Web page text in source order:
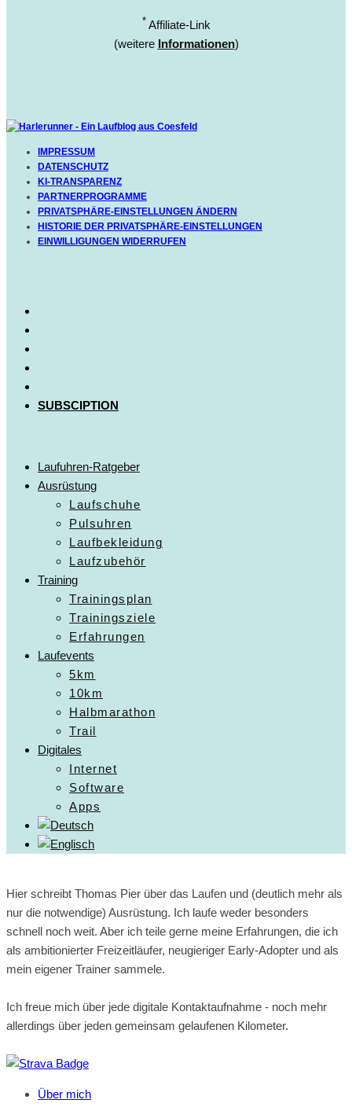
* Affiliate-Link
(weitere Informationen)
IMPRESSUM
DATENSCHUTZ
KI-TRANSPARENZ
PARTNERPROGRAMME
PRIVATSPHÄRE-EINSTELLUNGEN ÄNDERN
HISTORIE DER PRIVATSPHÄRE-EINSTELLUNGEN
EINWILLIGUNGEN WIDERRUFEN
SUBSCIPTION
Laufuhren-Ratgeber
Ausrüstung
Laufschuhe
Pulsuhren
Laufbekleidung
Laufzubehör
Training
Trainingsplan
Trainingsziele
Erfahrungen
Laufevents
5km
10km
Halbmarathon
Trail
Digitales
Internet
Software
Apps
Hier schreibt Thomas Pier über das Laufen und (deutlich mehr als
nur die notwendige) Ausrüstung. Ich laufe weder besonders
schnell noch weit. Aber ich teile gerne meine Erfahrungen, die ich
als ambitionierter Freizeitläufer, neugieriger Early-Adopter und als
mein eigener Trainer sammele.
Ich freue mich über jede digitale Kontaktaufnahme - noch mehr
allerdings über jeden gemeinsam gelaufenen Kilometer.
Über mich